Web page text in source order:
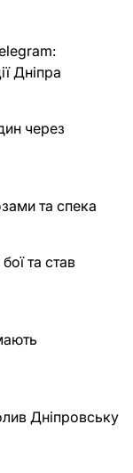
Дніпра
через
та спека
та став
Дніпровську